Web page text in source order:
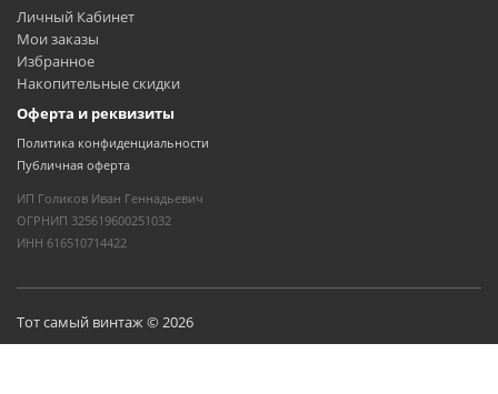
Личный Кабинет
Мои заказы
Избранное
Накопительные скидки
Оферта и реквизиты
Политика конфиденциальности
Публичная оферта
ИП Голиков Иван Геннадьевич
ОГРНИП 325619600251032
ИНН 616510714422
Тот самый винтаж © 2026